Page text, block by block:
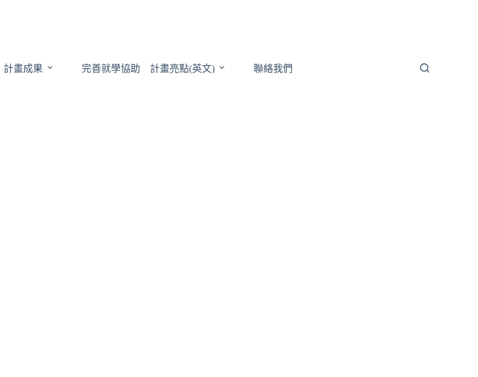
計畫成果 完善就學協助 計畫亮點(英文) 聯絡我們